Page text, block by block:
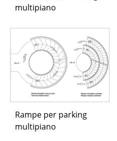
multipiano
Rampe per parking
multipiano